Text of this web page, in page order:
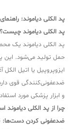
پد الکلی دیاموند:
پد الکلی دیاموند چیست؟
پد الکلی دیاموند یک
حمل تولید می‌شود. این
ایزوپروپیل یا اتیل
ضدعفونی‌کنندگی قوی
و ابزار پزشکی مورد
چرا از پد الکلی دیاموند
ضدعفونی کردن دست‌ها: